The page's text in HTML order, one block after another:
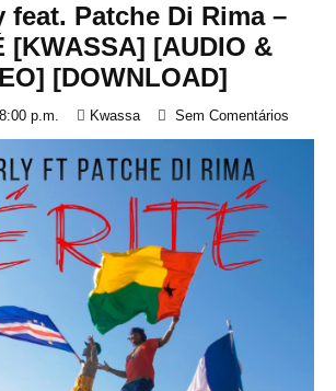
feat. Patche Di Rima –
[KWASSA] [AUDIO &
[DOWNLOAD]
p.m. Kwassa Sem Comentários